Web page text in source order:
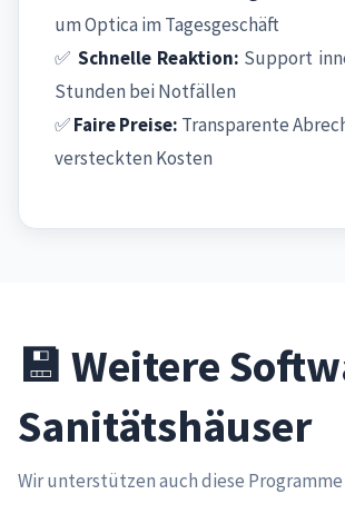
um Optica im Tagesgeschäft
✅ Schnelle Reaktion: Support
Stunden bei Notfällen
✅Faire Preise: Transparente
versteckten Kosten
💾 Weitere
Sanitätshäuser
Wir unterstützen auch diese Programme